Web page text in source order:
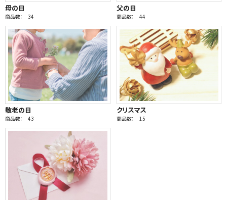
母の日
商品数： 34
父の日
商品数： 44
敬老の日
商品数： 43
クリスマス
商品数： 15